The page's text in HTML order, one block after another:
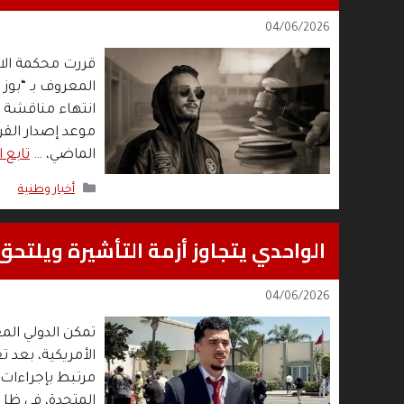
04/06/2026
قررت محكمة
انتهاء مناقشة
موعد إصدار
الماضي، … تابع
التصنيفات
أخبار وطنية
الواحدي يتجاوز أزمة التأشيرة
04/06/2026
تمكن الدولي
الأمريكية،
مرتبط